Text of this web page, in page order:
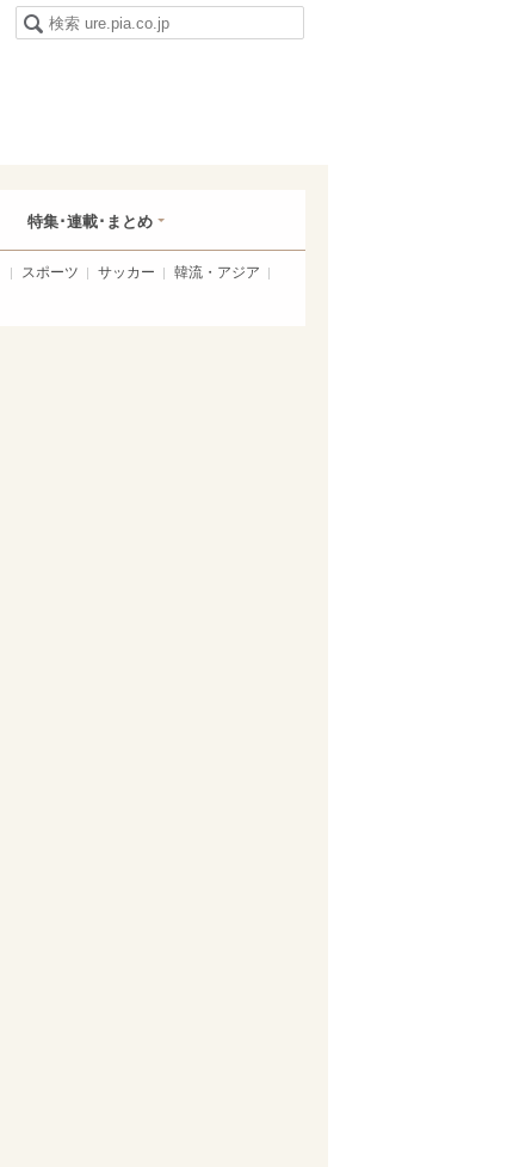
特集･連載･まとめ
スポーツ サッカー
韓流・アジア